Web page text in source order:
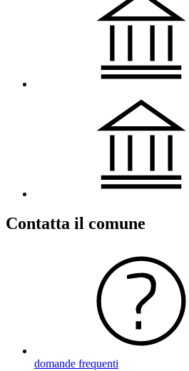
Contatta il comune
domande frequenti